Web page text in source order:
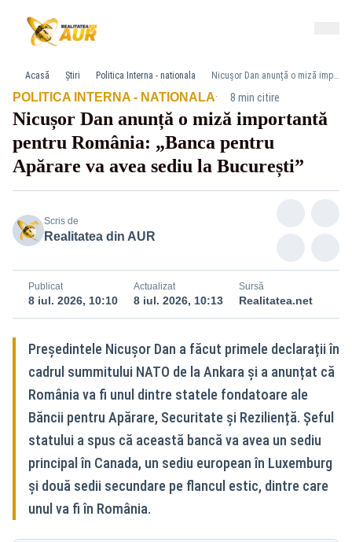
Acasă Știri Politica Interna - nationala Nicușor Dan anunță o miză importantă pentru România: „Banca pentru Apărare va avea sediu la București”
POLITICA INTERNA - NATIONALA· 8 min citire
Nicușor Dan anunță o miză importantă
pentru România: „Banca pentru
Apărare va avea sediu la București”
Scris de
Realitatea din AUR
Publicat
8 iul. 2026, 10:10
Actualizat
8 iul. 2026, 10:13
Sursă
Realitatea.net
Președintele Nicușor Dan a făcut primele declarații în
cadrul summitului NATO de la Ankara și a anunțat că
România va fi unul dintre statele fondatoare ale
Băncii pentru Apărare, Securitate și Reziliență. Șeful
statului a spus că această bancă va avea un sediu
principal în Canada, un sediu european în Luxemburg
și două sedii secundare pe flancul estic, dintre care
unul va fi în România.